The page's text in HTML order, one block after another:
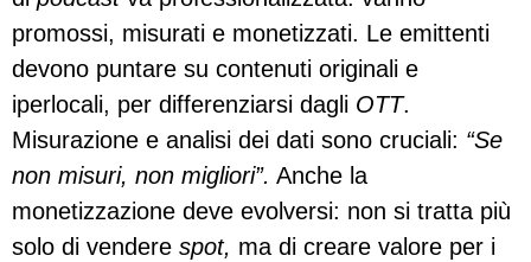
promossi, misurati e monetizzati. Le emittenti
devono puntare su contenuti originali e
iperlocali, per differenziarsi dagli OTT.
Misurazione e analisi dei dati sono cruciali: “Se
non misuri, non migliori”. Anche la
monetizzazione deve evolversi: non si tratta più
solo di vendere spot, ma di creare valore per i